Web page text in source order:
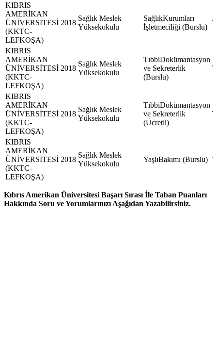
KIBRIS
AMERİKAN
ÜNİVERSİTESİ
(KKTC-
LEFKOŞA)
2018
Sağlık Meslek
Yüksekokulu
SağlıkKurumları
İşletmeciliği (Burslu)
KIBRIS
AMERİKAN
ÜNİVERSİTESİ
(KKTC-
LEFKOŞA)
2018
Sağlık Meslek
Yüksekokulu
TıbbiDokümantasyon
ve Sekreterlik
(Burslu)
KIBRIS
AMERİKAN
ÜNİVERSİTESİ
(KKTC-
LEFKOŞA)
2018
Sağlık Meslek
Yüksekokulu
TıbbiDokümantasyon
ve Sekreterlik
(Ücretli)
KIBRIS
AMERİKAN
ÜNİVERSİTESİ
(KKTC-
LEFKOŞA)
2018
Sağlık Meslek
Yüksekokulu
YaşlıBakımı (Burslu)
Kıbrıs Amerikan Üniversitesi Başarı Sırası İle Taban Puanları
Hakkında Soru ve Yorumlarınızı Aşağıdan Yazabilirsiniz.